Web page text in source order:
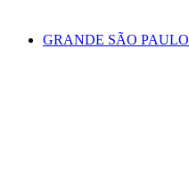
GRANDE SÃO PAULO